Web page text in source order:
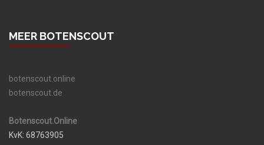
MEER BOTENSCOUT
botenscout.online
botenscout.de
Botenscout.Online
KvK: 68763905